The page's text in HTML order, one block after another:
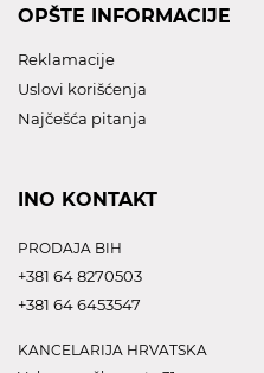
OPŠTE INFORMACIJE
Reklamacije
Uslovi korišćenja
Najčešća pitanja
INO KONTAKT
PRODAJA BIH
+381 64 8270503
+381 64 6453547
KANCELARIJA HRVATSKA